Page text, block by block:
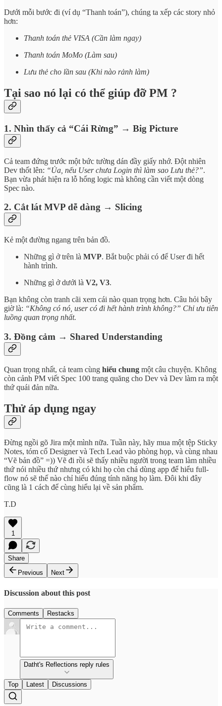
Dưới mỗi bước đi (ví dụ “Thanh toán”), chúng ta xếp các story nhỏ
hơn:
Thanh toán thẻ VISA (Cần làm ngay)
Thanh toán MoMo (Làm sau)
Lưu thẻ cho lần sau (Khi nào rảnh làm)
Tại sao nó lại có thể giúp đỡ PM ?
1. Nhìn thấy cả “Cái Rừng” → Big Picture
Cả team đứng trước một bức tường dán đầy giấy nhớ. Đột nhiên
Dev thốt lên: “Ủa, nếu User chưa Login thì làm sao Lưu thẻ?”.
Bạn vừa phát hiện ra lỗ hổng logic mà không cần viết một dòng
Spec nào.
2. Cắt lát MVP dễ dàng → Slicing
Kẻ một đường ngang trên bản đồ.
Những gì ở trên là MVP. Bắt buộc phải có để User đi hết
hành trình.
Những gì ở dưới là V2, V3.
Bạn không còn tranh cãi xem cái nào quan trọng hơn. Câu hỏi bây
giờ là: “Không có nó, user có đi hết hành trình không?” Chỉ ưu tiên
luồng quan trọng nhất.
3. Đồng cảm → Shared Understanding
Quan trọng nhất, cả team cùng hiểu chung một câu chuyện. Không
còn cảnh PM viết Spec 100 trang quăng cho Dev và Dev làm ra một
thứ quái đản nữa.
Thử áp dụng ngay
Đừng ngồi gõ Jira một mình nữa. Tuần này, hãy mua một tệp Sticky
Notes, tóm cổ Designer và Tech Lead vào phòng họp, và cùng nhau
“Vẽ bản đồ” =)) Vẽ đi rồi sẽ thấy nhiều người trong team làm nhiều
thứ nói nhiều thứ nhưng có khi họ còn chả dùng app để hiểu full-
flow nó sẽ thế nào chỉ hiểu đúng tính năng họ làm. Đôi khi đây
cũng là 1 cách để cùng hiểu lại về sản phẩm.
T.D
1
Share
Previous
Next
Discussion about this post
Comments Restacks
Datht's Reflections reply rules
Top Latest Discussions